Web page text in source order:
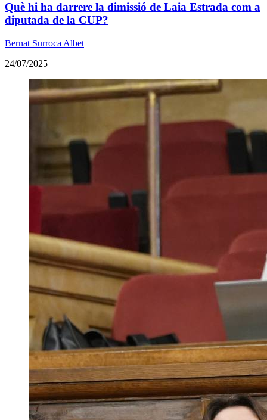
Què hi ha darrere la dimissió de Laia Estrada com a
diputada de la CUP?
Bernat Surroca Albet
24/07/2025